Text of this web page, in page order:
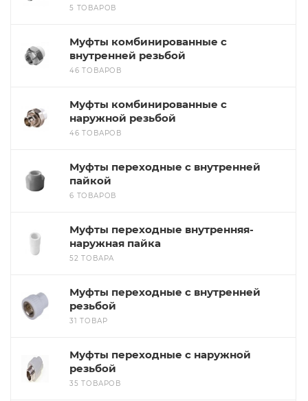
5 ТОВАРОВ
Муфты комбинированные с
внутренней резьбой
46 ТОВАРОВ
Муфты комбинированные с
наружной резьбой
46 ТОВАРОВ
Муфты переходные с внутренней
пайкой
6 ТОВАРОВ
Муфты переходные внутренняя-
наружная пайка
52 ТОВАРА
Муфты переходные с внутренней
резьбой
31 ТОВАР
Муфты переходные с наружной
резьбой
35 ТОВАРОВ